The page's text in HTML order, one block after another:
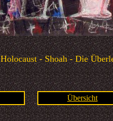
Holocaust - Shoah - Die
Übersicht